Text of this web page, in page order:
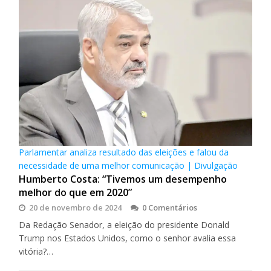
Parlamentar analiza resultado das eleições e falou da
necessidade de uma melhor comunicação | Divulgação
Humberto Costa: “Tivemos um desempenho
melhor do que em 2020”
20 de novembro de 2024 0 Comentários
Da Redação Senador, a eleição do presidente Donald
Trump nos Estados Unidos, como o senhor avalia essa
vitória?…